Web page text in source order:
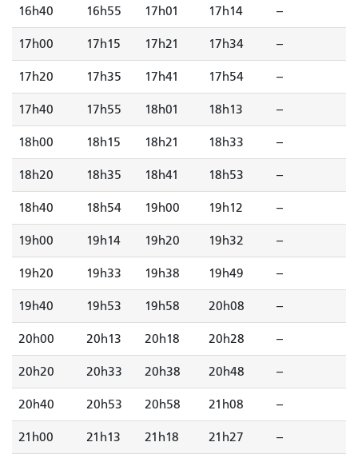
16h40 16h55 17h01 17h14 --
17h00 17h15 17h21 17h34 --
17h20 17h35 17h41 17h54 --
17h40 17h55 18h01 18h13 --
18h00 18h15 18h21 18h33 --
18h20 18h35 18h41 18h53 --
18h40 18h54 19h00 19h12 --
19h00 19h14 19h20 19h32 --
19h20 19h33 19h38 19h49 --
19h40 19h53 19h58 20h08 --
20h00 20h13 20h18 20h28 --
20h20 20h33 20h38 20h48 --
20h40 20h53 20h58 21h08 --
21h00 21h13 21h18 21h27 --